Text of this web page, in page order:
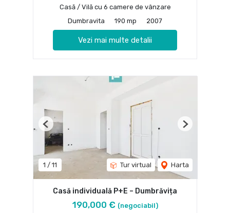
Casă / Vilă cu 6 camere de vânzare
Dumbravita
190 mp 2007
Vezi mai multe detalii
1 / 11 Tur virtual Harta
Previous Next
Casă individuală P+E – Dumbrăvița
190,000 € (negociabil)